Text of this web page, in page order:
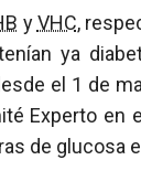
yVHC,
ya
el 1 de
Experto en
de glucosa